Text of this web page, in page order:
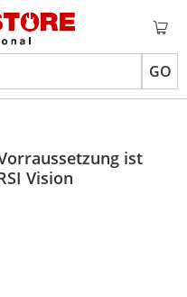
GO
ist
Vision